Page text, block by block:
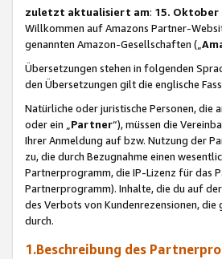
zuletzt aktualisiert am: 15. Oktober
Willkommen auf Amazons Partner-
genannten Amazon-Gesellschaften („
Übersetzungen stehen in folgenden
den Übersetzungen gilt die englische
Natürliche oder juristische Personen, die
oder ein „Partner“), müssen die
Ihrer Anmeldung auf bzw. Nutzung der
zu, die durch Bezugnahme einen
Partnerprogramm, die IP-Lizenz für das
Partnerprogramm). Inhalte, die du auf
des Verbots von Kundenrezensionen,
durch.
1.Beschreibung des